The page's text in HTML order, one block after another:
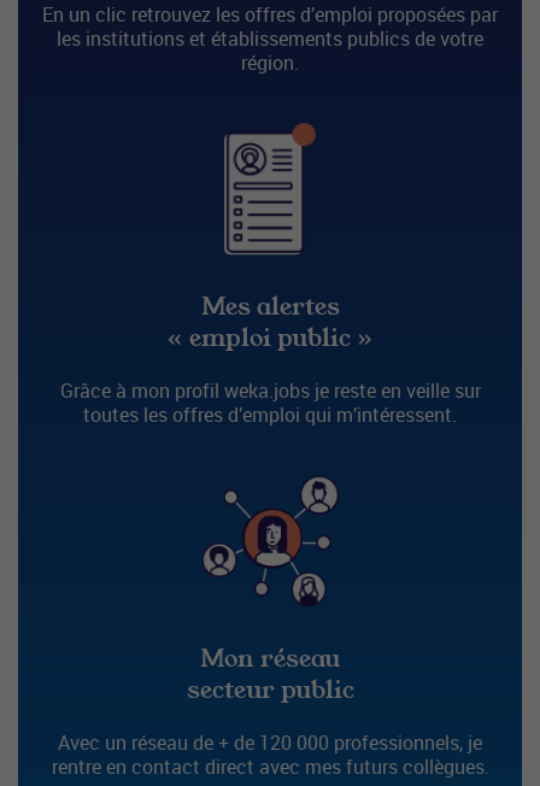
En un clic retrouvez les offres d’emploi proposées par
les institutions et établissements publics de votre
région.
Mes alertes
« emploi public »
Grâce à mon profil weka.jobs je reste en veille sur
toutes les offres d’emploi qui m’intéressent.
Mon réseau
secteur public
Avec un réseau de + de 120 000 professionnels, je
rentre en contact direct avec mes futurs collègues.